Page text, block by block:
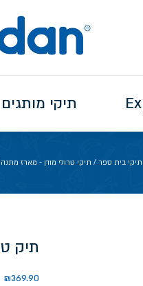
תיקי מותגים
תיקי בית ספר / תיקי טרולי מודן - מארז מתנה
תיק
₪369.90